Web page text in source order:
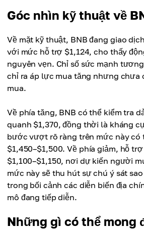
Góc nhìn kỹ thuật về
Về mặt kỹ thuật, BNB đang giao
với mức hỗ trợ $1,124, cho thấy
nguyên vẹn. Chỉ số sức mạnh
chỉ ra áp lực mua tăng nhưng chưa
mua.
Về phía tăng, BNB có thể kiểm tra
quanh $1,370, đồng thời là kháng
bước vượt rõ ràng trên mức này có
$1,450–$1,500. Về phía giảm, hỗ
$1,100–$1,150, nơi dự kiến người
mức này sẽ thu hút sự chú ý sát
trong bối cảnh các diễn biến địa
mô đang tiếp diễn.
Những gì có thể mong